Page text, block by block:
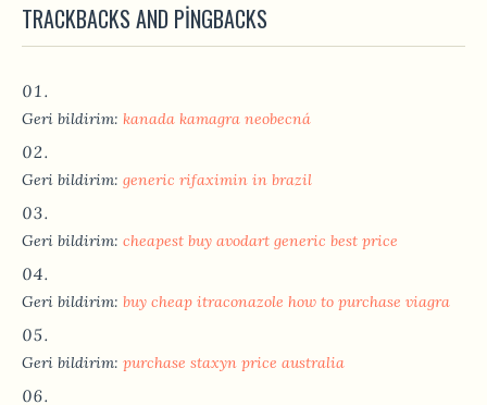
TRACKBACKS AND PINGBACKS
Geri bildirim: kanada kamagra neobecná
Geri bildirim: generic rifaximin in brazil
Geri bildirim: cheapest buy avodart generic best price
Geri bildirim: buy cheap itraconazole how to purchase viagra
Geri bildirim: purchase staxyn price australia